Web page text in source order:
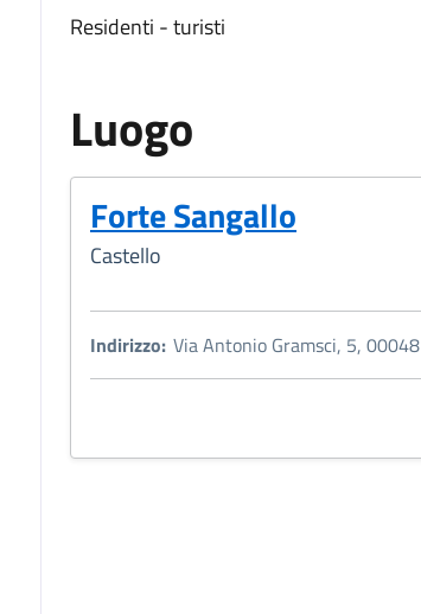
Residenti - turisti
Luogo
Forte Sangallo
Castello
Indirizzo: Via Antonio Gramsci, 5, 00048